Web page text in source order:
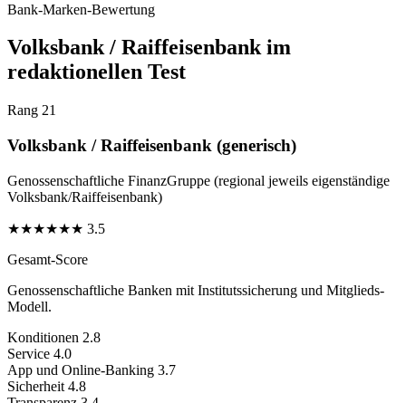
Bank-Marken-Bewertung
Volksbank / Raiffeisenbank im
redaktionellen Test
Rang 21
Volksbank / Raiffeisenbank (generisch)
Genossenschaftliche FinanzGruppe (regional jeweils eigenständige
Volksbank/Raiffeisenbank)
★★★★★★ 3.5
Gesamt-Score
Genossenschaftliche Banken mit Institutssicherung und Mitglieds-
Modell.
Konditionen 2.8
Service 4.0
App und Online-Banking 3.7
Sicherheit 4.8